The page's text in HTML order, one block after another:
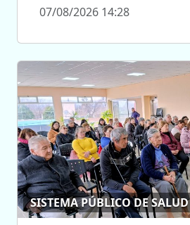
07/08/2026 14:28
SISTEMA PÚBLICO DE SALUD